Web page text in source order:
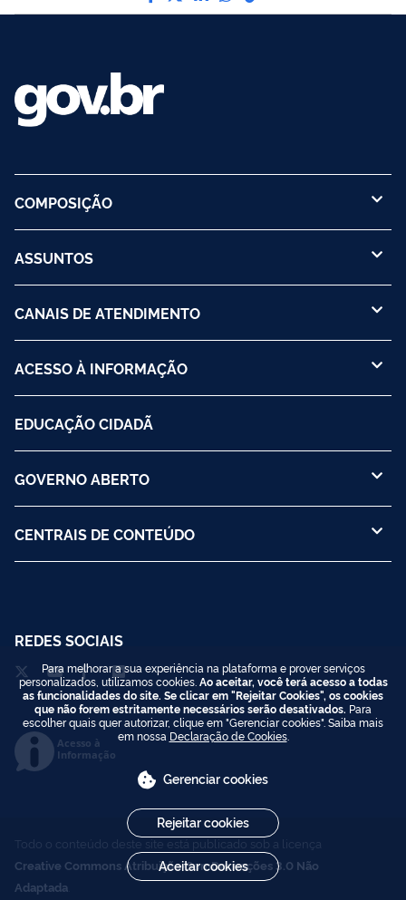
COMPOSIÇÃO
ASSUNTOS
CANAIS DE ATENDIMENTO
ACESSO À INFORMAÇÃO
EDUCAÇÃO CIDADÃ
GOVERNO ABERTO
CENTRAIS DE CONTEÚDO
REDES SOCIAIS
Acesso à
Informação
Todo o conteúdo deste site está publicado sob a licença
Creative Commons Atribuição-SemDerivações 3.0 Não
Adaptada
Para melhorar a sua experiência na plataforma e prover serviços
personalizados, utilizamos cookies. Ao aceitar, você terá acesso a todas
as funcionalidades do site. Se clicar em "Rejeitar Cookies", os cookies
que não forem estritamente necessários serão desativados. Para
escolher quais quer autorizar, clique em "Gerenciar cookies". Saiba mais
em nossa Declaração de Cookies.
Gerenciar cookies
Rejeitar cookies
Aceitar cookies